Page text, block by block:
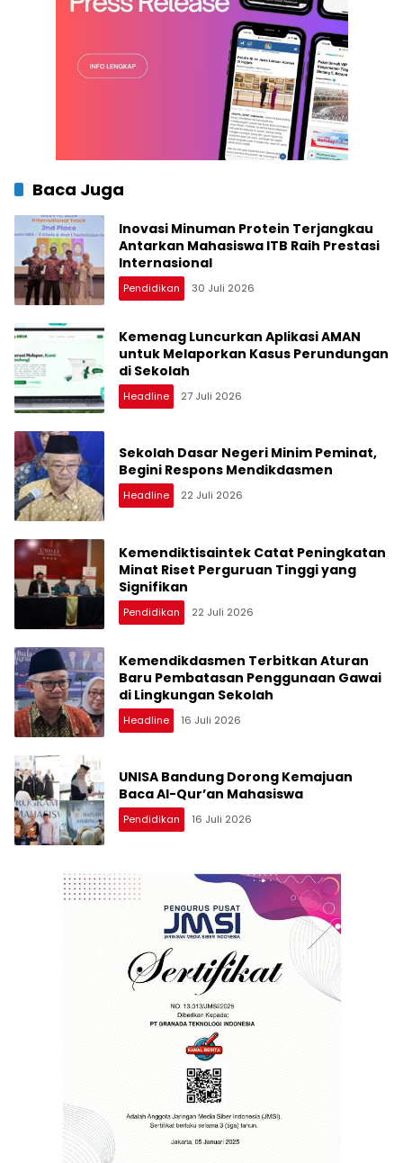
Baca Juga
Inovasi Minuman Protein Terjangkau
Antarkan Mahasiswa ITB Raih Prestasi
Internasional
Pendidikan 30 Juli 2026
Kemenag Luncurkan Aplikasi AMAN
untuk Melaporkan Kasus Perundungan
di Sekolah
Headline 27 Juli 2026
Sekolah Dasar Negeri Minim Peminat,
Begini Respons Mendikdasmen
Headline 22 Juli 2026
Kemendiktisaintek Catat Peningkatan
Minat Riset Perguruan Tinggi yang
Signifikan
Pendidikan 22 Juli 2026
Kemendikdasmen Terbitkan Aturan
Baru Pembatasan Penggunaan Gawai
di Lingkungan Sekolah
Headline 16 Juli 2026
UNISA Bandung Dorong Kemajuan
Baca Al-Qur’an Mahasiswa
Pendidikan 16 Juli 2026